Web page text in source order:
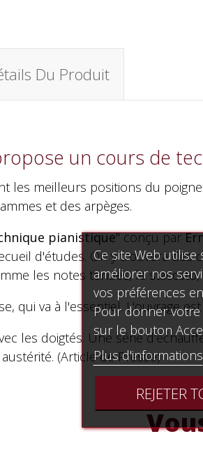
Du Produit
un cours de
les meilleurs positions du
et des arpèges.
pianistique" conçu par
d'études. On y trouvera des
les notes tenues, le
qui va à l'essentiel. L'ouvrage
les doigtés. Une série
(Article de Presse)
Ce site Web
améliorer nos
vos préférences
Pour donner votre
sur le bouton
Plus d'informations
REJETER